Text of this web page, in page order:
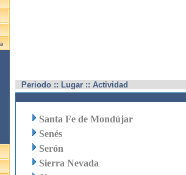
Periodo :: Lugar :: Actividad
Santa Fe de Mondújar
Senés
Serón
Sierra Nevada